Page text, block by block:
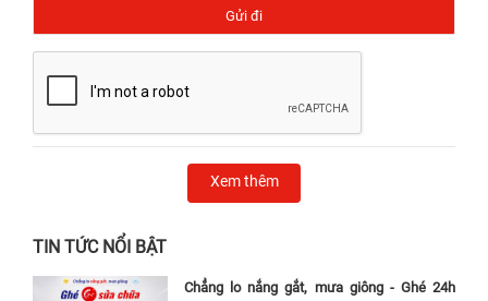
Xem thêm
TIN TỨC NỔI BẬT
Chẳng lo nắng gắt, mưa giông - Ghé 24h